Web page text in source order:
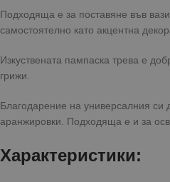
Подходяща е за поставяне във
самостоятелно като акцентна
Изкуствената пампаска трева е
грижи.
Благодарение на универсалния си
аранжировки. Подходяща е и за
Характеристики: